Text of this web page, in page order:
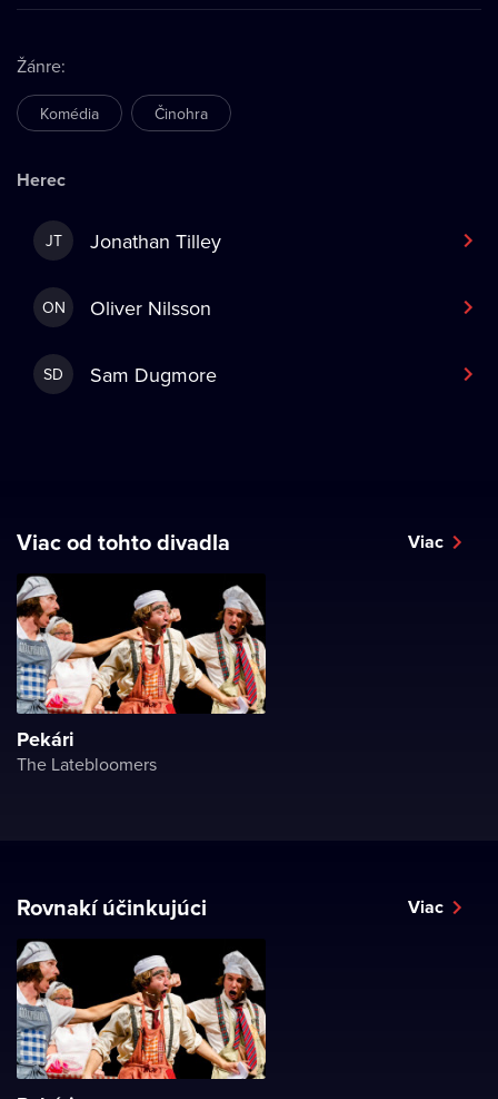
Žánre:
Komédia Činohra
Herec
JT Jonathan Tilley
ON Oliver Nilsson
SD Sam Dugmore
Viac od tohto divadla Viac
Pekári
The Latebloomers
Rovnakí účinkujúci Viac